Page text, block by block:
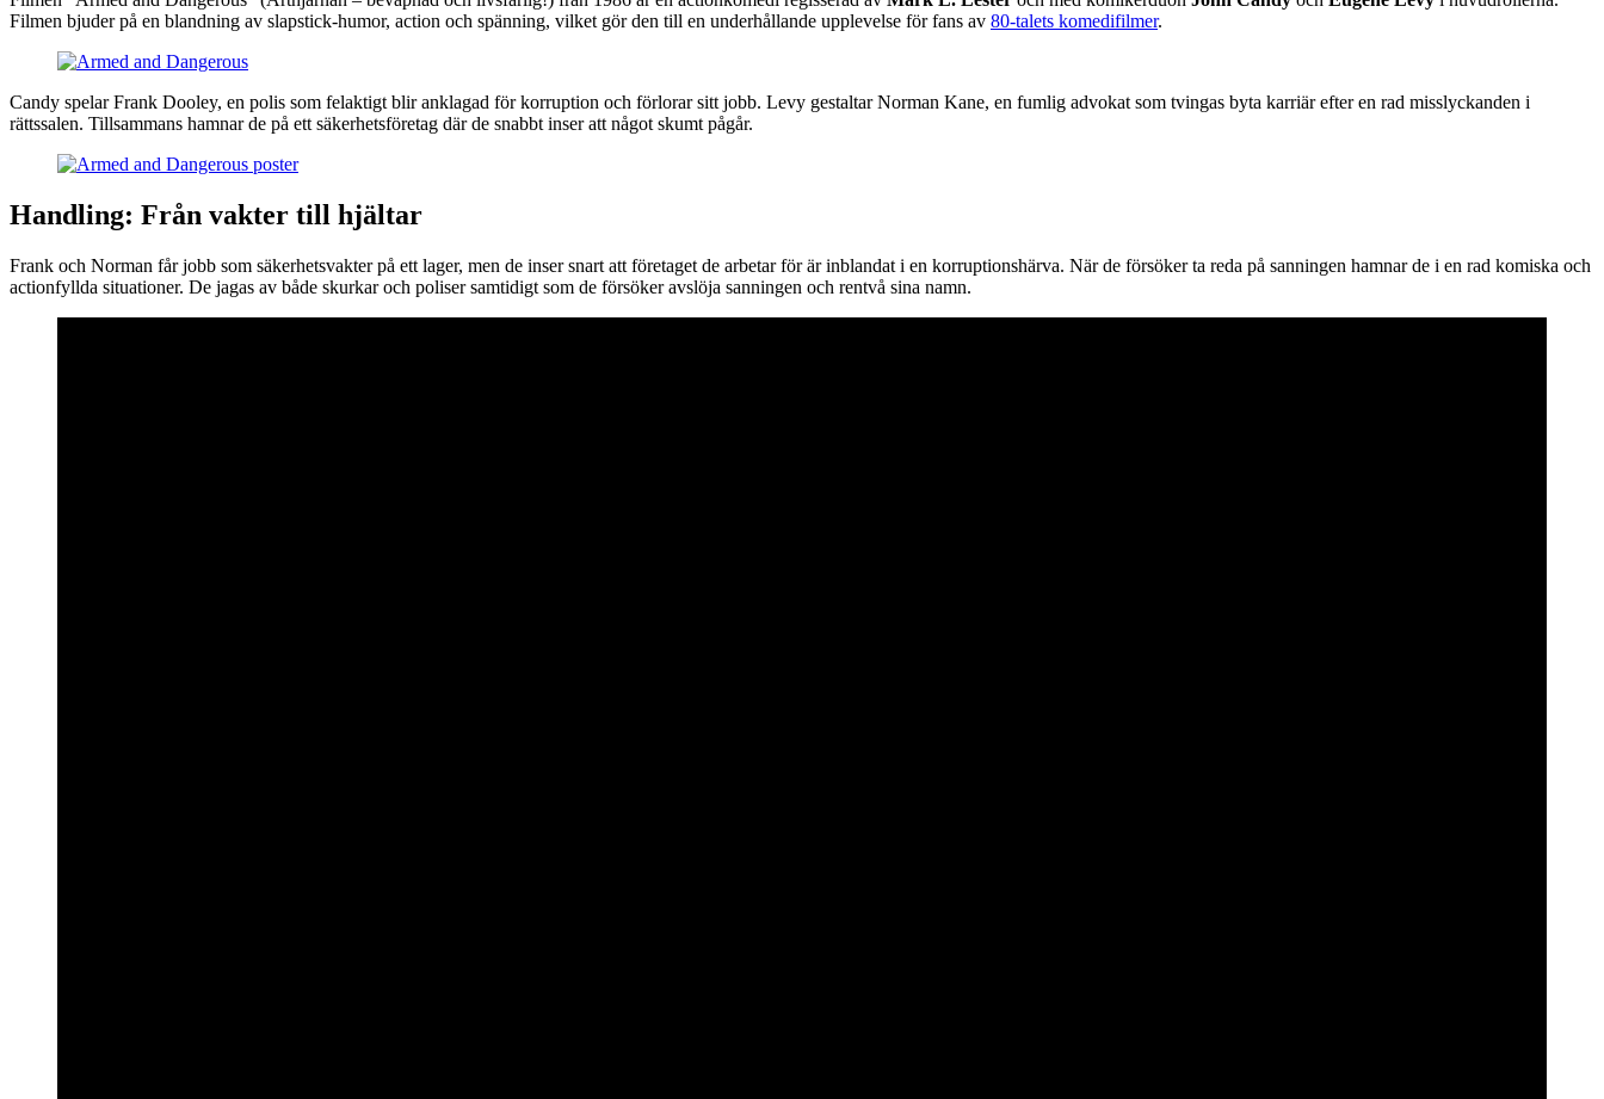
Filmen bjuder på en blandning av slapstick-humor, action och spänning, vilket gör den till en underhållande upplevelse för fans av 80-talets komedifilmer.
Candy spelar Frank Dooley, en polis som felaktigt blir anklagad för korruption och förlorar sitt jobb. Levy gestaltar Norman Kane, en fumlig advokat som tvingas byta karriär efter en rad misslyckanden i
rättssalen. Tillsammans hamnar de på ett säkerhetsföretag där de snabbt inser att något skumt pågår.
Handling: Från vakter till hjältar
Frank och Norman får jobb som säkerhetsvakter på ett lager, men de inser snart att företaget de arbetar för är inblandat i en korruptionshärva. När de försöker ta reda på sanningen hamnar de i en rad komiska och
actionfyllda situationer. De jagas av både skurkar och poliser samtidigt som de försöker avslöja sanningen och rentvå sina namn.